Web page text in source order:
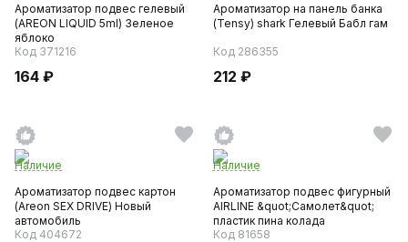
Ароматизатор подвес гелевый
(AREON LIQUID 5ml) Зеленое
яблоко
Код 371216
164 ₽
Ароматизатор на панель банка
(Tensy) shark Гелевый Бабл гам
Код 286355
212 ₽
Наличие
Ароматизатор подвес картон
(Areon SEX DRIVE) Новый
автомобиль
Код 404672
Наличие
Ароматизатор подвес фигурный
AIRLINE &quot;Самолет&quot;
пластик пина колада
Код 81658